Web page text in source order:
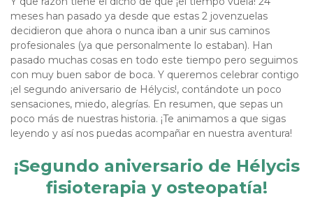
meses han pasado ya desde que estas 2 jovenzuelas
decidieron que ahora o nunca iban a unir sus caminos
profesionales (ya que personalmente lo estaban). Han
pasado muchas cosas en todo este tiempo pero seguimos
con muy buen sabor de boca. Y queremos celebrar contigo
¡el segundo aniversario de Hélycis!, contándote un poco
sensaciones, miedo, alegrías. En resumen, que sepas un
poco más de nuestras historia. ¡Te animamos a que sigas
leyendo y así nos puedas acompañar en nuestra aventura!
¡Segundo aniversario de Hélycis
fisioterapia y osteopatía!